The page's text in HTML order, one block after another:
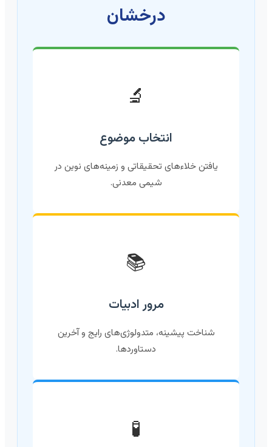
درخشان
🔬
انتخاب موضوع
یافتن خلاءهای تحقیقاتی و زمینه‌های نوین در
شیمی معدنی.
📚
مرور ادبیات
شناخت پیشینه، متدولوژی‌های رایج و آخرین
دستاوردها.
🧪